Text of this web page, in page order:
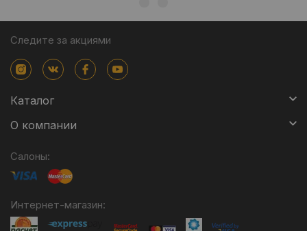
Следите за акциями
Каталог
О компании
Салоны:
Интернет-магазин: